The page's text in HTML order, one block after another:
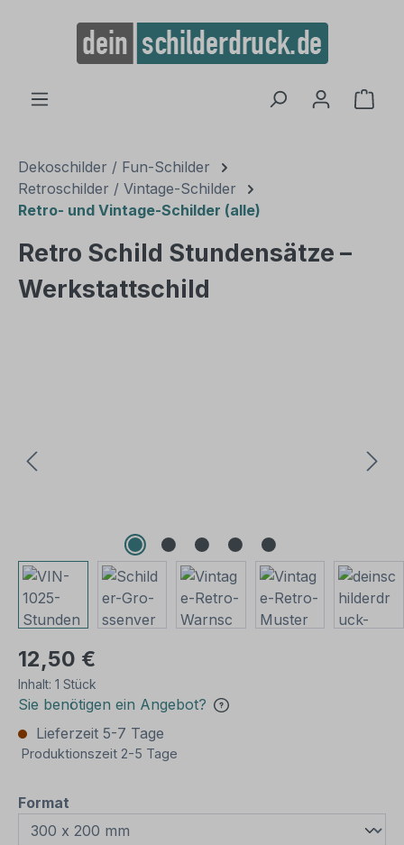
springen
Dekoschilder / Fun-Schilder
Retroschilder / Vintage-Schilder
Retro- und Vintage-Schilder (alle)
Retro Schild Stundensätze –
Werkstattschild
12,50 €
Inhalt: 1 Stück
Sie benötigen ein Angebot?
Lieferzeit 5-7 Tage
Produktionszeit 2-5 Tage
Format